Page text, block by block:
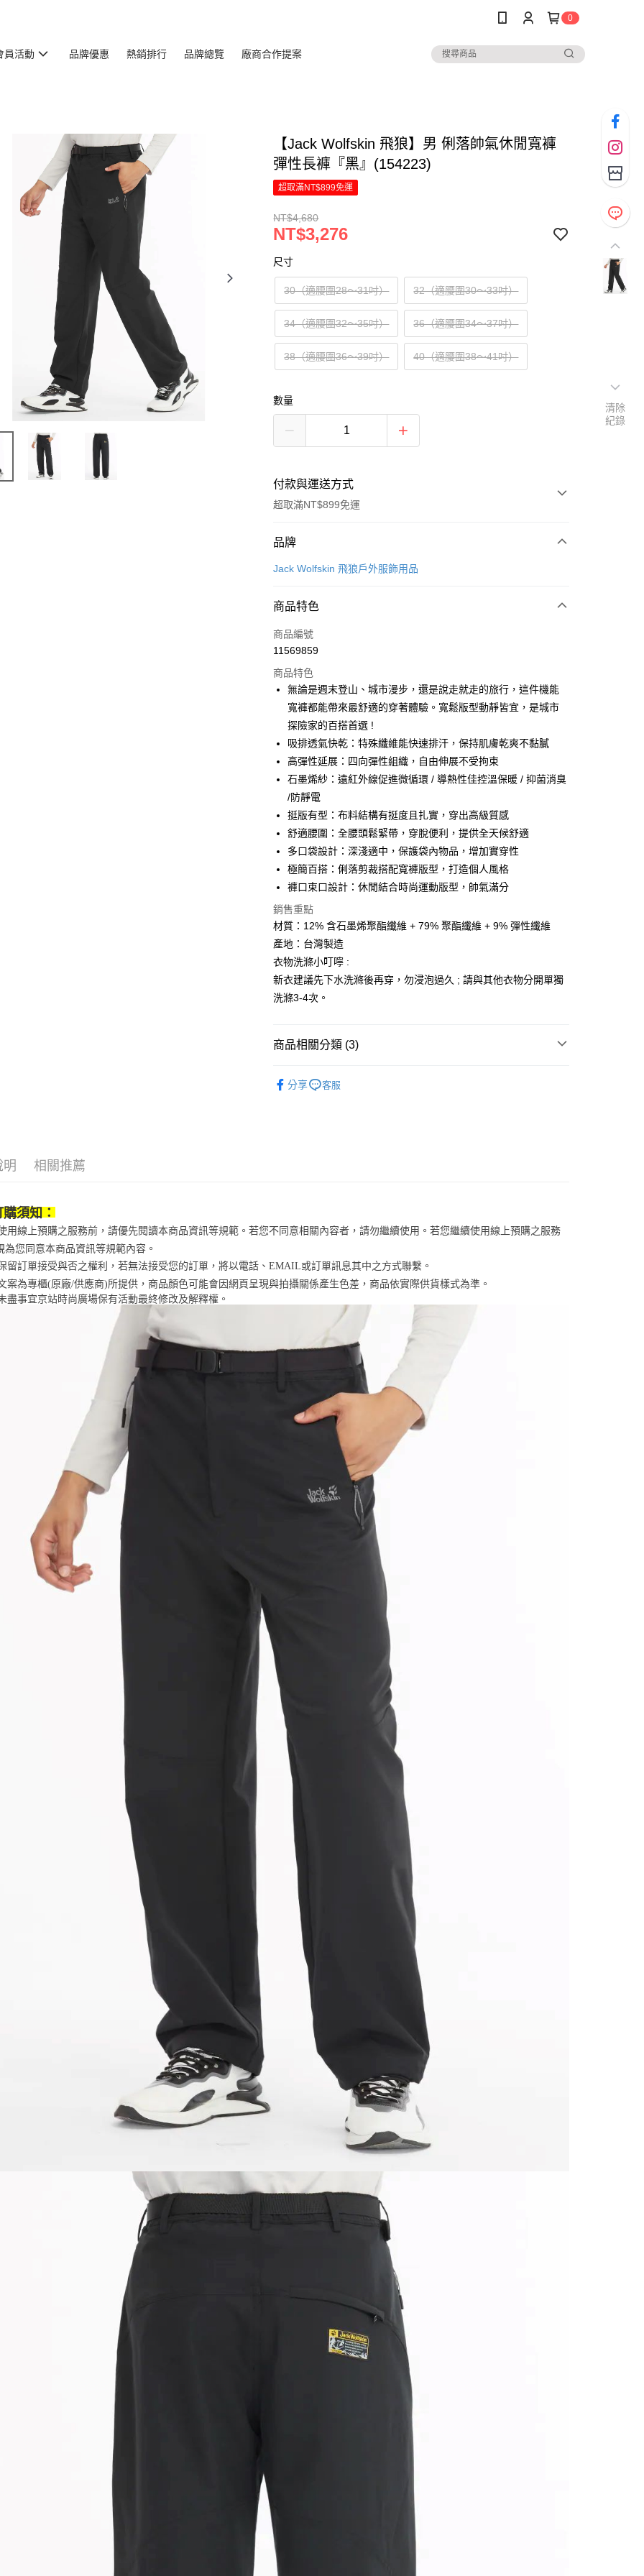
0
員活動 品牌優惠 熱銷排行 品牌總覽 廠商合作提案
【Jack Wolfskin 飛狼】男 俐落帥氣休閒寬褲
彈性長褲『黑』(154223)
超取滿NT$899免運
NT$4,680
NT$3,276
尺寸
30（適腰圍28～31吋） 32（適腰圍30～33吋）
34（適腰圍32～35吋） 36（適腰圍34～37吋）
38（適腰圍36～39吋） 40（適腰圍38～41吋）
數量
付款與運送方式
超取滿NT$899免運
付款方式
信用卡一次付款
合作金庫商業銀行
華南商業銀行
上海商業儲蓄銀行
國泰世華商業銀行
兆豐國際商業銀行
臺灣中小企業銀行
台中商業銀行
聯邦商業銀行
元大商業銀行
永豐商業銀行
玉山商業銀行
星展（台灣）商業銀行
台新國際商業銀行
中國信託商業銀行
台灣樂天信用卡公司
LINE Pay
Apple Pay
街口支付
悠遊付
Google Pay
全盈+PAY
大哥付你分期
相關說明
【大哥付你分期使用說明】
1.本服務由台灣大哥大提供，台灣大哥大用戶可立即使用無須另外申請。
流程，驗證手機門號後，選擇欲分期的期數、繳款截止日，確認付款後即
完成交易。
4.訂單成立30分鐘內，如未前往確認交易或遇審核未通過，訂單將自動取
消。如遇「轉專審核」未通過狀況，表示未達大哥付你分期系統評分，恕
無法說明評估內容。
【繳款方式說明】
1.分期款項不併入電信帳單，「大哥付你分期」於每月結算日後寄送繳費提
醒簡訊。
2.透過簡訊連結打開帳單後，可選擇「超商條碼／台灣大直營門市／銀行轉
帳／街口支付／iPASS MONEY」等通路繳費。
1.本服務係由「台灣大哥大股份有限公司」（以下簡稱本公司）所提供，讓
2.基於同意付款使用「大哥付你分期」之契約關係目的，商店將以您的個人
資料（包含姓名、電話或地址）提供予台灣大哥大進項蒐集、處理及利
AFTEE先享後付
相關說明
【關於「AFTEE先享後付」】
AFTEE先享後付是「在收到商品之後才付款」的支付方式。 讓您購物簡單
便利好安心！
１．簡單：不需註冊會員、不需綁卡、不需儲值。
２．便利：只要手機號碼，簡訊認證，即可結帳。
３．安心：先確認商品／服務後，再付款。
【「AFTEE先享後付」結帳流程】
１．於結帳方式選擇「AFTEE先享後付」後，將跳轉至「AFTEE先享後
付」結帳頁面，進行簡訊認證並確認金額後，即可完成結帳。
※ 請注意：結帳手續完成當下不需立刻繳費，但若您需要取消訂單，請聯
※ 交易是否成功請以「AFTEE先享後付 」之結帳頁面顯示為準，若有關於
「AFTEE先享後付」，若未經同意申辦者引起之損失，本公司不負相關責
即時審查核予不同之上限額度；若仍有額度不足之情形，本公司將視審查
結果請求用戶進行身份認證。
５．嚴禁一人註冊多個帳號或使用他人資訊註冊。若發現惡意使用之情
形，恩沛科技股份有限公司將有權停止該用戶之使用額度並採取法律行
ATM付款
運送方式
付款後全家取貨
每筆NT$70，滿NT$899(含以上)免運費
宅配
品牌
Jack Wolfskin 飛狼戶外服飾用品
商品特色
商品編號
11569859
商品特色
無論是週末登山、城市漫步，還是說走就走的旅行，這件機能
寬褲都能帶來最舒適的穿著體驗。寬鬆版型動靜皆宜，是城市
探險家的百搭首選 !
吸排透氣快乾：特殊纖維能快速排汗，保持肌膚乾爽不黏膩
高彈性延展：四向彈性組織，自由伸展不受拘束
石墨烯紗：遠紅外線促進微循環 / 導熱性佳控溫保暖 / 抑菌消臭
/防靜電
挺版有型：布料結構有挺度且扎實，穿出高級質感
舒適腰圍：全腰頭鬆緊帶，穿脫便利，提供全天候舒適
多口袋設計：深淺適中，保護袋內物品，增加實穿性
極簡百搭：俐落剪裁搭配寬褲版型，打造個人風格
褲口束口設計：休閒結合時尚運動版型，帥氣滿分
銷售重點
材質：12% 含石墨烯聚酯纖維 + 79% 聚酯纖維 + 9% 彈性纖維
產地：台灣製造
衣物洗滌小叮嚀 :
新衣建議先下水洗滌後再穿，勿浸泡過久 ; 請與其他衣物分開單獨
洗滌3-4次。
商品相關分類 (3)
分享 客服
明 相關推薦
須知：
用線上預購之服務前，請優先閱讀本商品資訊等規範。若您不同意相關內容者，請勿繼續使用。若您繼續使用線上預購之服務
為您同意本商品資訊等規範內容。
留訂單接受與否之權利，若無法接受您的訂單，將以電話、EMAIL或訂單訊息其中之方式聯繫。
案為專櫃(原廠/供應商)所提供，商品顏色可能會因網頁呈現與拍攝關係產生色差，商品依實際供貨樣式為準。
盡事宜京站時尚廣場保有活動最終修改及解釋權。
清除
紀錄